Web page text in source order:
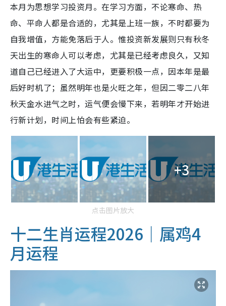
本月为思想学习投资月。在学习方面，不论寒命、热
命、平命人都是合适的，尤其是上班一族，不时都要为
自我增值，方能免落后于人。惟投资新发展则只有秋冬
天出生的寒命人可以考虑，尤其是已经考虑良久，又知
道自己已经进入了大运中，更要积极一点，因本年是最
后好时机了；虽然明年也是火旺之年，但因二零二八年
秋天金水进气之时，运气便会慢下来，若明年才开始进
行新计划，时间上怕会有些紧迫。
+3
点击图片放大
十二生肖运程2026｜属鸡4
月运程